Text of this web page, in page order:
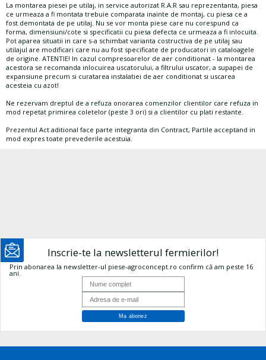
La montarea piesei pe utilaj, in service autorizat R.A.R sau reprezentanta, piesa
ce urmeaza a fi montata trebuie comparata inainte de montaj, cu piesa ce a
fost demontata de pe utilaj. Nu se vor monta piese care nu corespund ca
forma, dimensiuni/cote si specificatii cu piesa defecta ce urmeaza a fi inlocuita.
Pot aparea situatii in care s-a schimbat varianta costructiva de pe utilaj sau
utilajul are modificari care nu au fost specificate de producatori in cataloagele
de origine. ATENTIE! In cazul compresoarelor de aer conditionat - la montarea
acestora se recomanda inlocuirea uscatorului, a filtrului uscator, a supapei de
expansiune precum si curatarea instalatiei de aer conditionat si uscarea
acesteia cu azot!
Ne rezervam dreptul de a refuza onorarea comenzilor clientilor care refuza in
mod repetat primirea coletelor (peste 3 ori) si a clientilor cu plati restante.
Prezentul Act aditional face parte integranta din Contract, Partile acceptand in
mod expres toate prevederile acestuia.
Inscrie-te la newsletterul fermierilor!
Prin abonarea la newsletter-ul piese-agroconcept.ro confirm că am peste 16
ani.